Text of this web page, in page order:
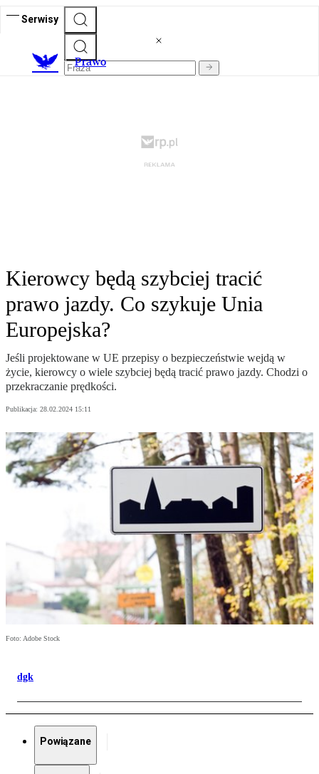
Serwisy
Prawo
Kierowcy będą szybciej tracić
prawo jazdy. Co szykuje Unia
Europejska?
Jeśli projektowane w UE przepisy o bezpieczeństwie wejdą w
życie, kierowcy o wiele szybciej będą tracić prawo jazdy. Chodzi o
przekraczanie prędkości.
Publikacja: 28.02.2024 15:11
Foto: Adobe Stock
dgk
Powiązane